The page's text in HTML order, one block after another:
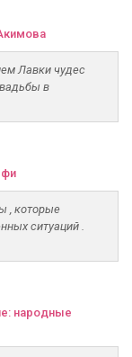
Лавки чудес
в
, которые
ситуаций .
народные